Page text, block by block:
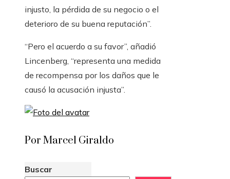
injusto, la pérdida de su negocio o el
deterioro de su buena reputación”.
“Pero el acuerdo a su favor”, añadió
Lincenberg, “representa una medida
de recompensa por los daños que le
causó la acusación injusta”.
Por Marcel Giraldo
Buscar